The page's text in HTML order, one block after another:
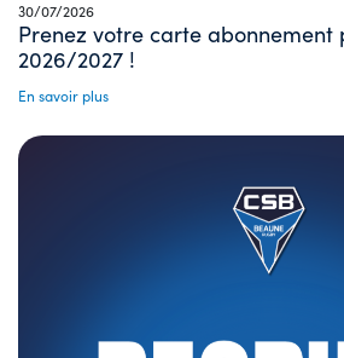
30/07/2026
Prenez votre carte abonnement
2026/2027 !
En savoir plus